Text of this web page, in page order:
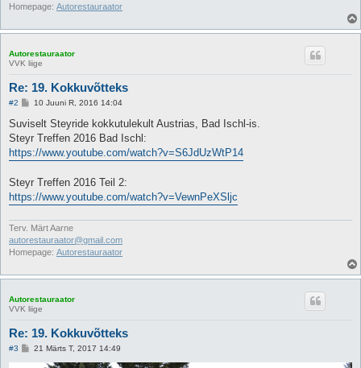
Homepage: Autorestauraator
l
Autorestauraator
VVK liige
Re: 19. Kokkuvõtteks
#2
P
s
i
t
u
10 Juuni R, 2016 14:04
Suviselt Steyride kokkutulekult Austrias, Bad Ischl-is.
Steyr Treffen 2016 Bad Ischl:
https://www.youtube.com/watch?v=S6JdUzWtP14
Steyr Treffen 2016 Teil 2:
https://www.youtube.com/watch?v=VewnPeXSljc
Terv. Märt Aarne
autorestauraator@gmail.com
Homepage: Autorestauraator
l
Autorestauraator
VVK liige
Re: 19. Kokkuvõtteks
#3
P21 Märts T, 2017 14:49